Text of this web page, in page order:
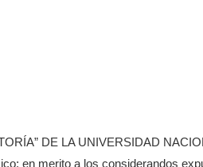
DE LA UNIVERSIDAD
en merito a los considerandos